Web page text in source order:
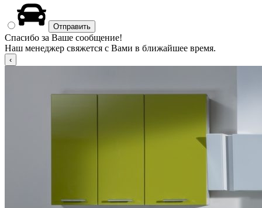
Спасибо за Ваше сообщение!
Наш менеджер свяжется с Вами в ближайшее время.